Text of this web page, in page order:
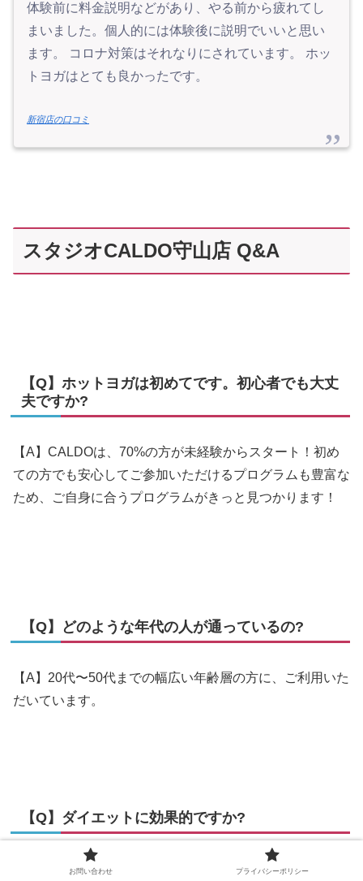
体験前に料金説明などがあり、やる前から疲れてし
まいました。個人的には体験後に説明でいいと思い
ます。 コロナ対策はそれなりにされています。 ホッ
トヨガはとても良かったです。
新宿店の口コミ
スタジオCALDO守山店 Q&A
【Q】ホットヨガは初めてです。初心者でも大丈
夫ですか?
【A】CALDOは、70%の方が未経験からスタート！初め
ての方でも安心してご参加いただけるプログラムも豊富な
ため、ご自身に合うプログラムがきっと見つかります！
【Q】どのような年代の人が通っているの?
【A】20代〜50代までの幅広い年齢層の方に、ご利用いた
だいています。
【Q】ダイエットに効果的ですか?
【A】身体を温めた状態で呼吸を意識しながら、ゆっくり
お問い合わせ プライバシーポリシー